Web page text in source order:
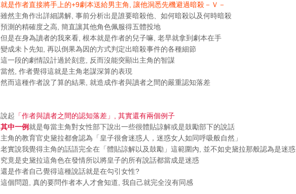
就是作者直接將手上的+9劇本送給男主角, 讓他洞悉先機避過暗殺－Ｖ－
雖然主角作出詳細講解, 事前分析出是誰要暗殺他、如何暗殺以及何時暗殺
預測的精確度之高, 簡直讓其他角色佩服得五體投地
但是在身為讀者的我來看, 根本就是作者的兒子嘛, 老早就拿到劇本在手
變成未卜先知, 再以倒果為因的方式判定出暗殺事件的各種細節
這一段的劇情設計過於刻意, 反而沒能突顯出主角的智謀
當然, 作者覺得這就是主角老謀深算的表現
然而這種作者說了算的結果, 就造成作者與讀者之間的嚴重認知落差
說起 「作者與讀者之間的認知落差」, 其實還有兩個例子
其中一例就是每當主角對女性部下說出一些很體貼諒解或是鼓勵部下的說話
主角的教育官史黛拉都會認為「皇子很會迷惑人，迷惑女人如同呼吸般自然」
老實說我覺得主角的話語完全在「體貼諒解以及鼓勵」這範圍內, 並不如史黛拉那般認為是迷惑
究竟是史黛拉這角色在發情所以將皇子的所有說話都當成是迷惑
還是作者自己覺得這種說話就是在勾引女性?
這個問題, 真的要問作者本人才會知道, 我自己就完全沒有同感